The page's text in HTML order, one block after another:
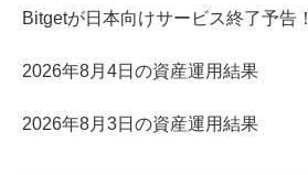
Bitgetが日本向けサービス終了予告！
2026年8月4日の資産運用結果
2026年8月3日の資産運用結果